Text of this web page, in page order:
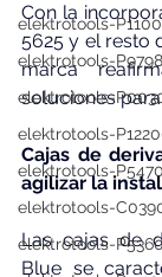
elektrotools-
elektrotools-
elektrotools-
elektrotools-
elektrotools-
elektrotools-
elektrotools-
Con la
5625 y el resto
marca
soluciones
Cajas de
agilizar la
Las cajas de
Blue se